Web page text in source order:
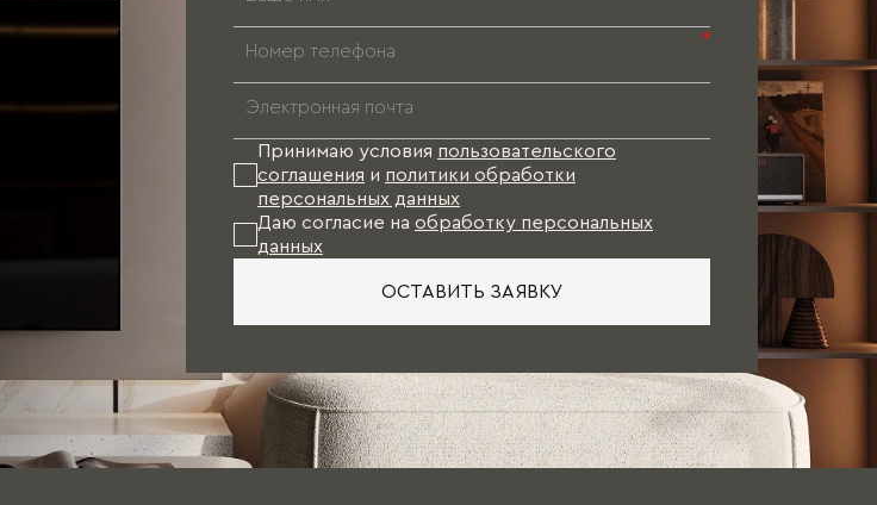
*
Принимаю условия пользовательского
соглашения и политики обработки
персональных данных
Даю согласие на обработку персональных
данных
ОСТАВИТЬ ЗАЯВКУ